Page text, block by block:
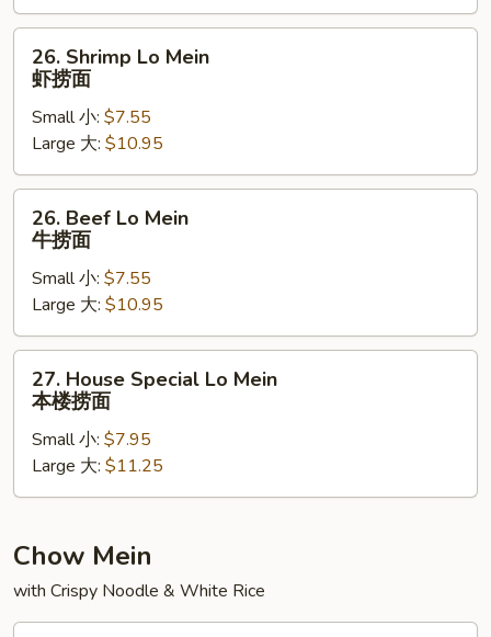
烧
捞
Shrimp
Lo
Mein
捞
面
26. Shrimp Lo Mein
虾捞面
Small 小: $7.55
Large 大: $10.95
Beef
Mein
捞
面
26. Beef Lo Mein
牛捞面
Small 小: $7.55
Large 大: $10.95
House
Special
Lo
Mein
本
捞
27. House Special Lo Mein
本楼捞面
Small 小: $7.95
Large 大: $11.25
Chow Mein
with Crispy Noodle & White Rice